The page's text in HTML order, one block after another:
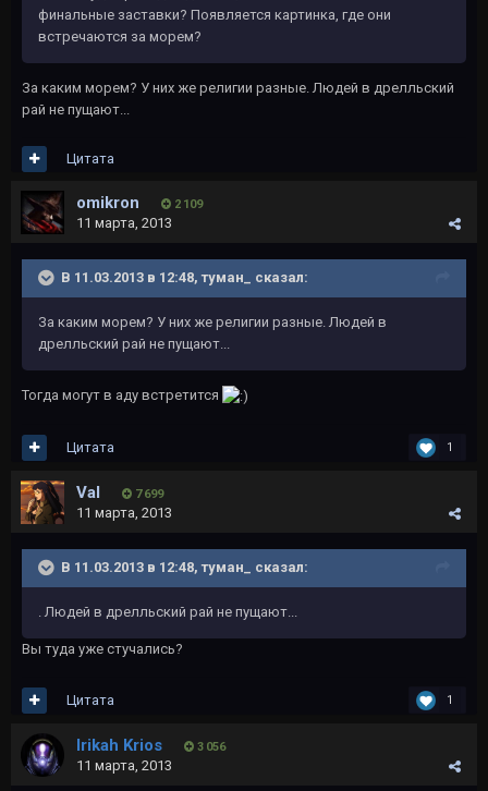
финальные заставки? Появляется картинка, где они
встречаются за морем?
За каким морем? У них же религии разные. Людей в дрелльский
рай не пущают...
Цитата
omikron 2 109
11 марта, 2013
В 11.03.2013 в 12:48, туман_ сказал:
За каким морем? У них же религии разные. Людей в
дрелльский рай не пущают...
Тогда могут в аду встретится
1
Цитата
Vаl 7 699
11 марта, 2013
В 11.03.2013 в 12:48, туман_ сказал:
. Людей в дрелльский рай не пущают...
Вы туда уже стучались?
1
Цитата
Irikah Krios 3 056
11 марта, 2013